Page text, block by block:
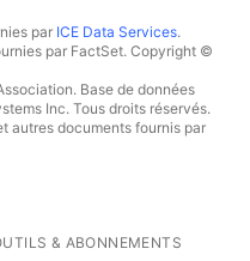
par ICE Data Services.
par FactSet. Copyright ©
Base de données
Inc. Tous droits réservés.
autres documents fournis par
& ABONNEMENTS